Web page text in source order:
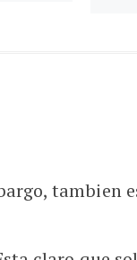
tambien